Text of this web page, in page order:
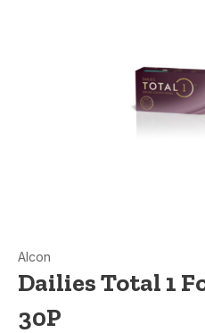
Alcon
Dailies Total 1
30P